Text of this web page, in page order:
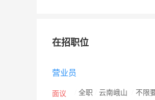
在招职位
营业员
面议 全职 云南峨山 不限